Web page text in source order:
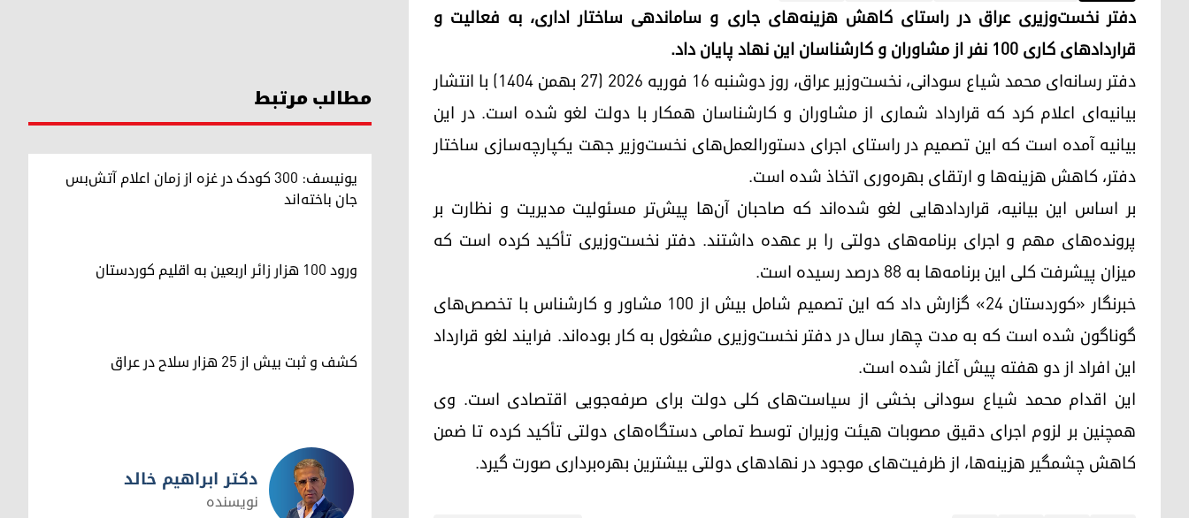
دفتر نخست‌وزیری عراق در راستای کاهش هزینه‌های جاری و ساماندهی ساختار اداری، به فعالیت و
قراردادهای کاری ۱۰۰ نفر از مشاوران و کارشناسان این نهاد پایان داد.
دفتر رسانه‌ای محمد شیاع سودانی، نخست‌وزیر عراق، روز دوشنبه ۱۶ فوریه ۲۰۲۶ (۲۷ بهمن ۱۴۰۴) با انتشار
بیانیه‌ای اعلام کرد که قرارداد شماری از مشاوران و کارشناسان همکار با دولت لغو شده است. در این
بیانیه آمده است که این تصمیم در راستای اجرای دستورالعمل‌های نخست‌وزیر جهت یکپارچه‌سازی ساختار
دفتر، کاهش هزینه‌ها و ارتقای بهره‌وری اتخاذ شده است.
بر اساس این بیانیه، قراردادهایی لغو شده‌اند که صاحبان آن‌ها پیش‌تر مسئولیت مدیریت و نظارت بر
پرونده‌های مهم و اجرای برنامه‌های دولتی را بر عهده داشتند. دفتر نخست‌وزیری تأکید کرده است که
میزان پیشرفت کلی این برنامه‌ها به ۸۸ درصد رسیده است.
خبرنگار «کوردستان ۲۴» گزارش داد که این تصمیم شامل بیش از ۱۰۰ مشاور و کارشناس با تخصص‌های
گوناگون شده است که به مدت چهار سال در دفتر نخست‌وزیری مشغول به کار بوده‌اند. فرایند لغو قرارداد
این افراد از دو هفته پیش آغاز شده است.
این اقدام محمد شیاع سودانی بخشی از سیاست‌های کلی دولت برای صرفه‌جویی اقتصادی است. وی
همچنین بر لزوم اجرای دقیق مصوبات هیئت وزیران توسط تمامی دستگاه‌های دولتی تأکید کرده تا ضمن
کاهش چشمگیر هزینه‌ها، از ظرفیت‌های موجود در نهادهای دولتی بیشترین بهره‌برداری صورت گیرد.
مطالب مرتبط
یونیسف: ۳۰۰ کودک در غزه از زمان اعلام آتش‌بس
جان باخته‌اند
ورود ۱۰۰ هزار زائر اربعین به اقلیم کوردستان
کشف و ثبت بیش از ۲۵ هزار سلاح در عراق
دکتر ابراهیم خالد
نویسنده